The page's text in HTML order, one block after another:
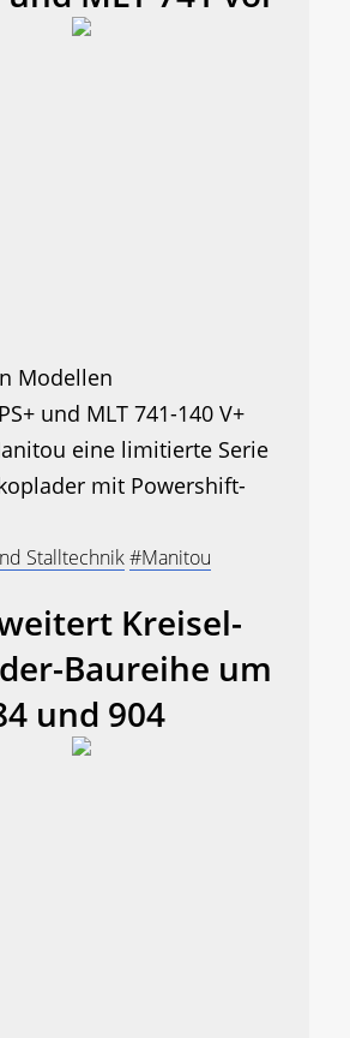
Modellen
und MLT 741-140 V+
eine limitierte Serie
mit Powershift-
Stalltechnik#Manitou
Kreisel-
Baureihe um
und 904